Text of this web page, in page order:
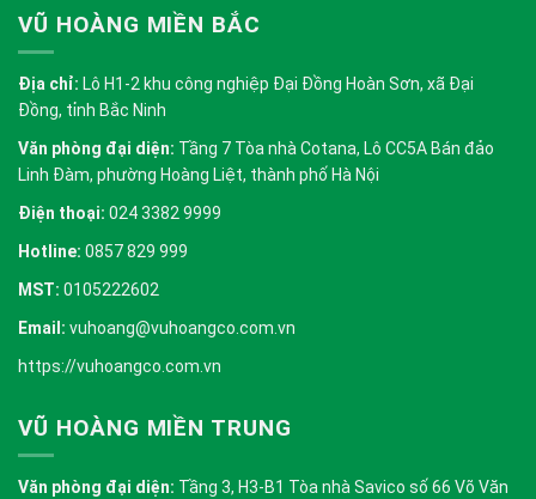
VŨ HOÀNG MIỀN BẮC
Địa chỉ: Lô H1-2 khu công nghiệp Đại Đồng Hoàn Sơn, xã Đại
Đồng, tỉnh Bắc Ninh
Văn phòng đại diện: Tầng 7 Tòa nhà Cotana, Lô CC5A Bán đảo
Linh Đàm, phường Hoàng Liệt, thành phố Hà Nội
Điện thoại: 024 3382 9999
Hotline: 0857 829 999
MST: 0105222602
Email: vuhoang@vuhoangco.com.vn
https://vuhoangco.com.vn
VŨ HOÀNG MIỀN TRUNG
Văn phòng đại diện: Tầng 3, H3-B1 Tòa nhà Savico số 66 Võ Văn